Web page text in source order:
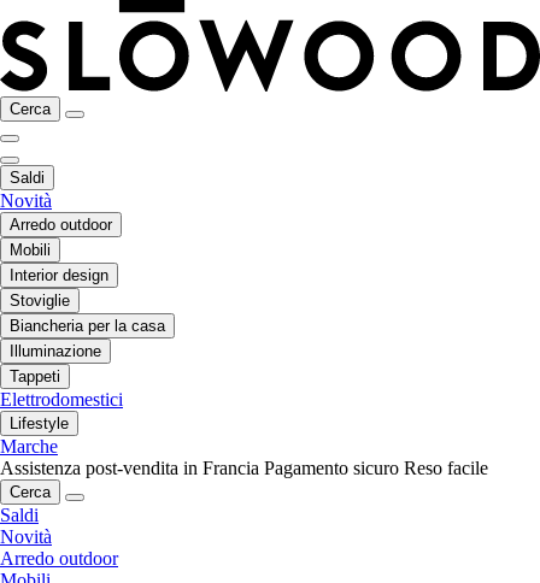
Cerca
Saldi
Novità
Arredo outdoor
Mobili
Interior design
Stoviglie
Biancheria per la casa
Illuminazione
Tappeti
Elettrodomestici
Lifestyle
Marche
Assistenza post-vendita in Francia Pagamento sicuro Reso facile
Cerca
Saldi
Novità
Arredo outdoor